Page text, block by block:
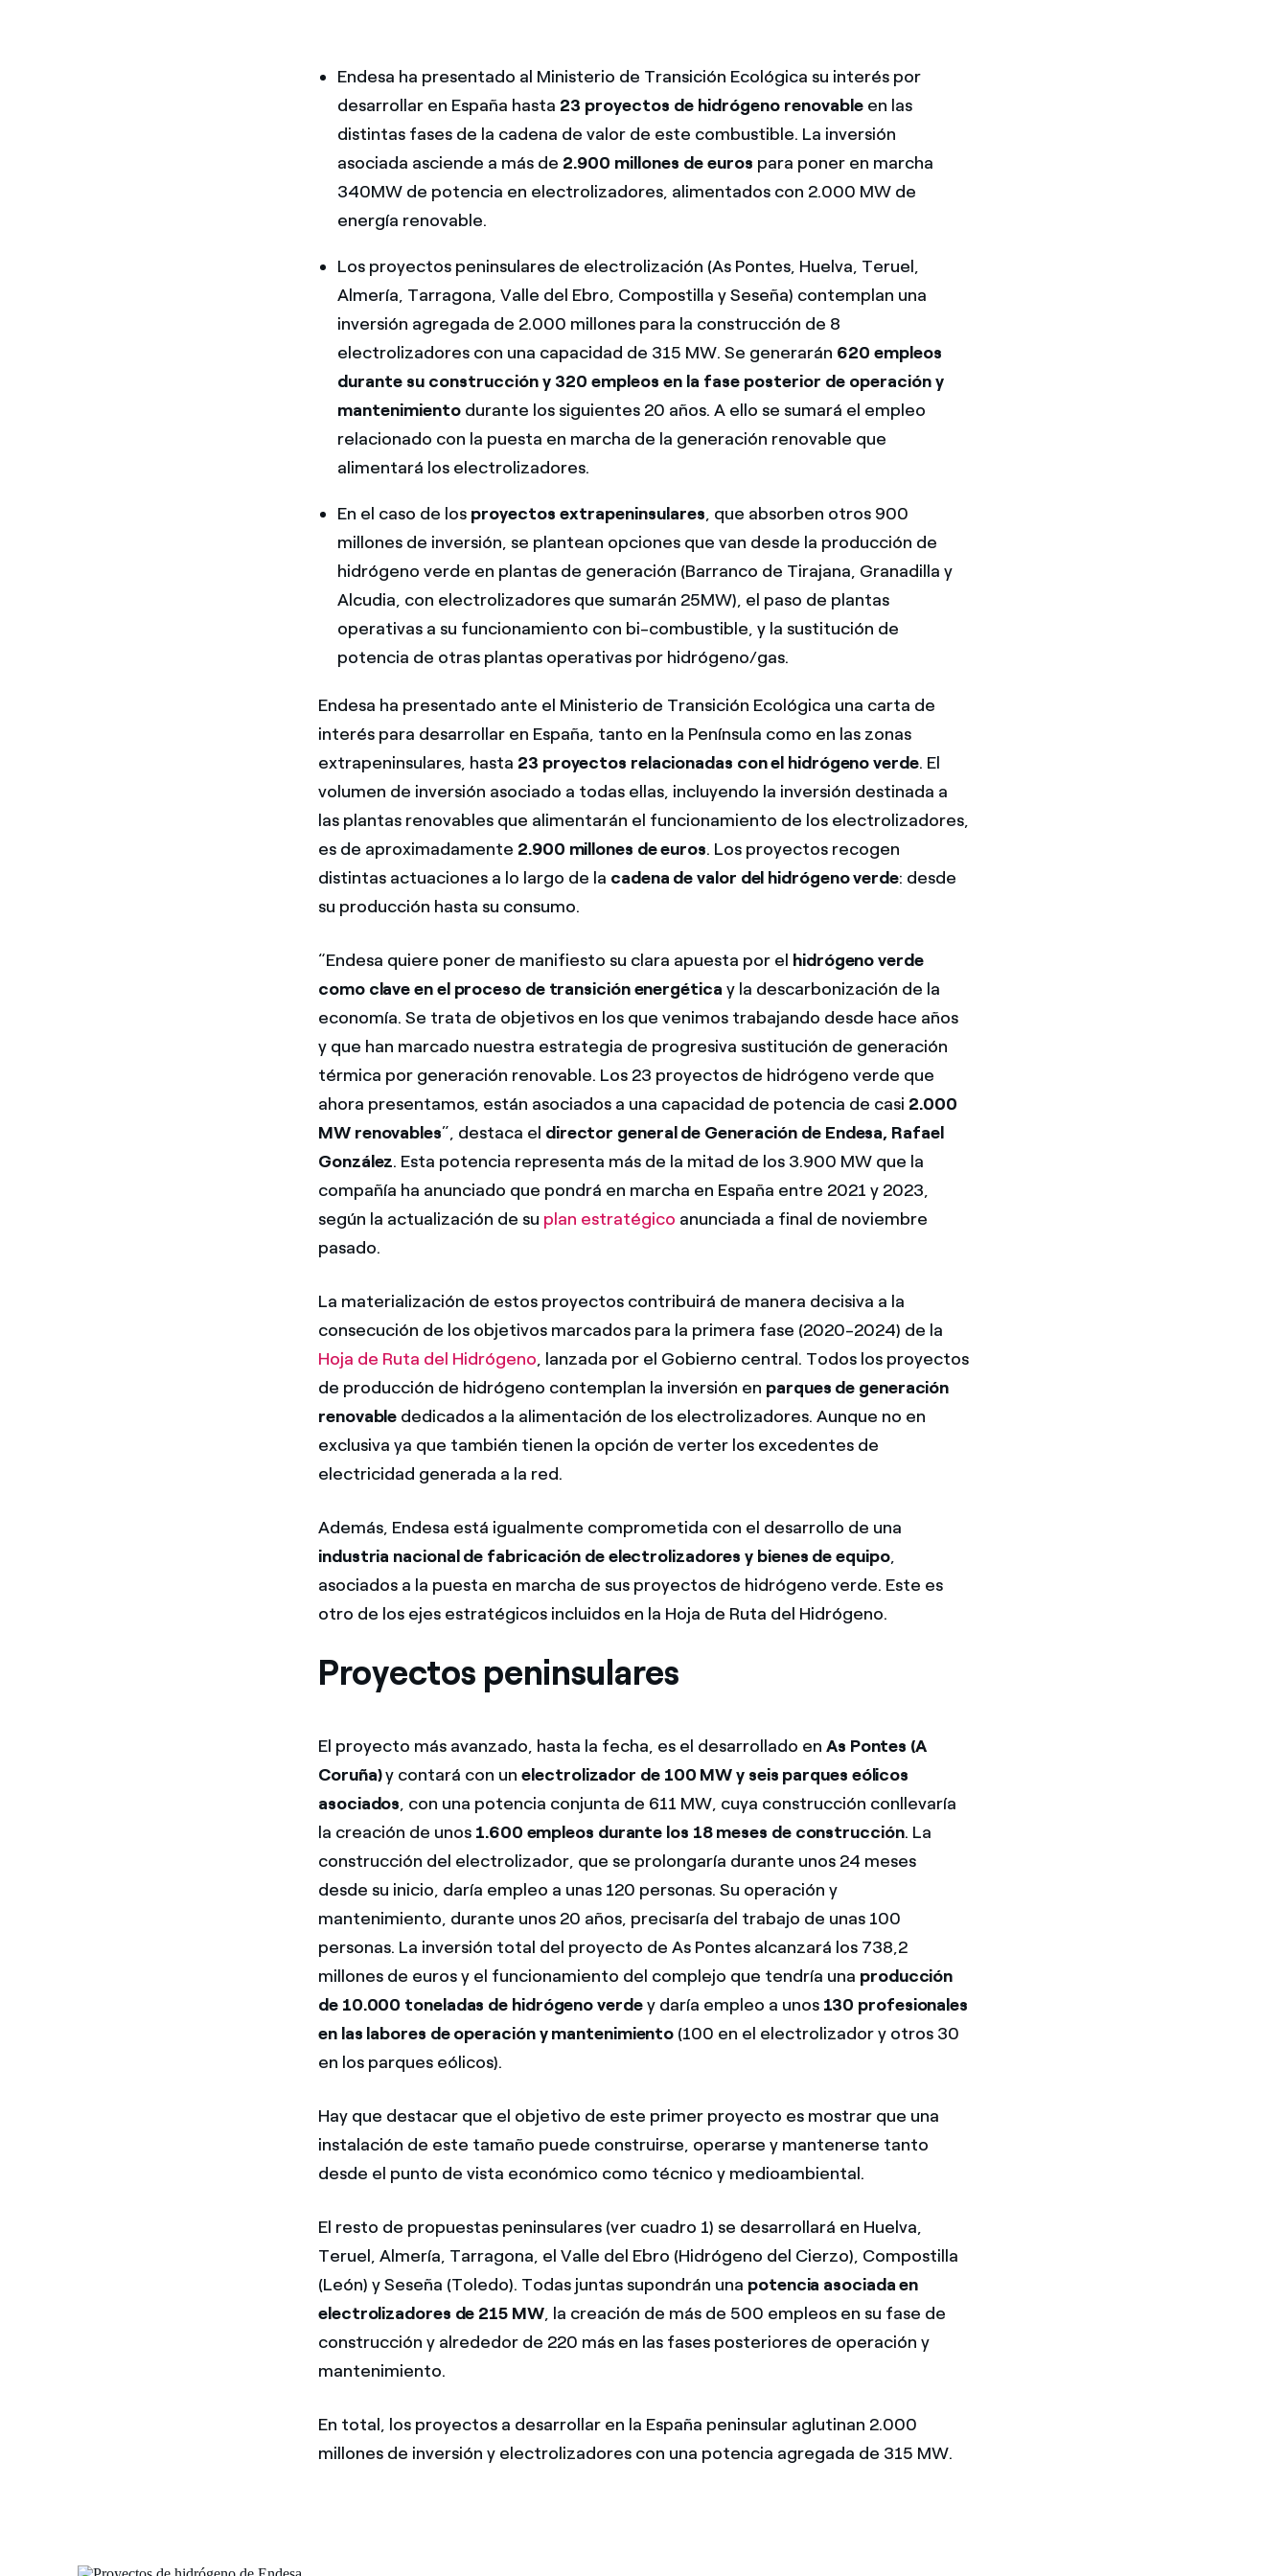
Endesa ha presentado al Ministerio de Transición Ecológica su interés por
desarrollar en España hasta 23 proyectos de hidrógeno renovable en las
distintas fases de la cadena de valor de este combustible. La inversión
asociada asciende a más de 2.900 millones de euros para poner en marcha
340MW de potencia en electrolizadores, alimentados con 2.000 MW de
energía renovable.
Los proyectos peninsulares de electrolización (As Pontes, Huelva, Teruel,
Almería, Tarragona, Valle del Ebro, Compostilla y Seseña) contemplan una
inversión agregada de 2.000 millones para la construcción de 8
electrolizadores con una capacidad de 315 MW. Se generarán 620 empleos
durante su construcción y 320 empleos en la fase posterior de operación y
mantenimiento durante los siguientes 20 años. A ello se sumará el empleo
relacionado con la puesta en marcha de la generación renovable que
alimentará los electrolizadores.
En el caso de los proyectos extrapeninsulares, que absorben otros 900
millones de inversión, se plantean opciones que van desde la producción de
hidrógeno verde en plantas de generación (Barranco de Tirajana, Granadilla y
Alcudia, con electrolizadores que sumarán 25MW), el paso de plantas
operativas a su funcionamiento con bi-combustible, y la sustitución de
potencia de otras plantas operativas por hidrógeno/gas.
Endesa ha presentado ante el Ministerio de Transición Ecológica una carta de
interés para desarrollar en España, tanto en la Península como en las zonas
extrapeninsulares, hasta 23 proyectos relacionadas con el hidrógeno verde. El
volumen de inversión asociado a todas ellas, incluyendo la inversión destinada a
las plantas renovables que alimentarán el funcionamiento de los electrolizadores,
es de aproximadamente 2.900 millones de euros. Los proyectos recogen
distintas actuaciones a lo largo de la cadena de valor del hidrógeno verde: desde
su producción hasta su consumo.
“Endesa quiere poner de manifiesto su clara apuesta por el hidrógeno verde
como clave en el proceso de transición energética y la descarbonización de la
economía. Se trata de objetivos en los que venimos trabajando desde hace años
y que han marcado nuestra estrategia de progresiva sustitución de generación
térmica por generación renovable. Los 23 proyectos de hidrógeno verde que
ahora presentamos, están asociados a una capacidad de potencia de casi 2.000
MW renovables”, destaca el director general de Generación de Endesa, Rafael
González. Esta potencia representa más de la mitad de los 3.900 MW que la
compañía ha anunciado que pondrá en marcha en España entre 2021 y 2023,
según la actualización de su plan estratégico anunciada a final de noviembre
pasado.
La materialización de estos proyectos contribuirá de manera decisiva a la
consecución de los objetivos marcados para la primera fase (2020-2024) de la
Hoja de Ruta del Hidrógeno, lanzada por el Gobierno central. Todos los proyectos
de producción de hidrógeno contemplan la inversión en parques de generación
renovable dedicados a la alimentación de los electrolizadores. Aunque no en
exclusiva ya que también tienen la opción de verter los excedentes de
electricidad generada a la red.
Además, Endesa está igualmente comprometida con el desarrollo de una
industria nacional de fabricación de electrolizadores y bienes de equipo,
asociados a la puesta en marcha de sus proyectos de hidrógeno verde. Este es
otro de los ejes estratégicos incluidos en la Hoja de Ruta del Hidrógeno.
Proyectos peninsulares
El proyecto más avanzado, hasta la fecha, es el desarrollado en As Pontes (A
Coruña)y contará con unelectrolizador de 100 MW y seis parques eólicos
asociados, con una potencia conjunta de 611 MW, cuya construcción conllevaría
la creación de unos 1.600 empleos durante los 18 meses de construcción. La
construcción del electrolizador, que se prolongaría durante unos 24 meses
desde su inicio, daría empleo a unas 120 personas. Su operación y
mantenimiento, durante unos 20 años, precisaría del trabajo de unas 100
personas. La inversión total del proyecto de As Pontes alcanzará los 738,2
millones de euros y el funcionamiento del complejo que tendría una producción
de 10.000 toneladas de hidrógeno verdey daría empleo a unos130 profesionales
en las labores de operación y mantenimiento (100 en el electrolizador y otros 30
en los parques eólicos).
Hay que destacar que el objetivo de este primer proyecto es mostrar que una
instalación de este tamaño puede construirse, operarse y mantenerse tanto
desde el punto de vista económico como técnico y medioambiental.
El resto de propuestas peninsulares (ver cuadro 1) se desarrollará en Huelva,
Teruel, Almería, Tarragona, el Valle del Ebro (Hidrógeno del Cierzo), Compostilla
(León) y Seseña (Toledo). Todas juntas supondrán una potencia asociada en
electrolizadores de 215 MW, la creación de más de 500 empleos en su fase de
construcción y alrededor de 220 más en las fases posteriores de operación y
mantenimiento.
En total, los proyectos a desarrollar en la España peninsular aglutinan 2.000
millones de inversión y electrolizadores con una potencia agregada de 315 MW.